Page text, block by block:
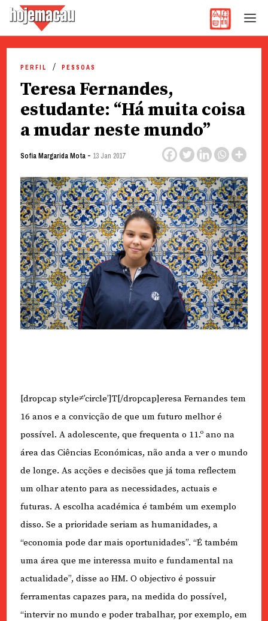
content
PERFIL PESSOAS
Teresa Fernandes,
estudante: “Há muita coisa
a mudar neste mundo”
Sofia Margarida Mota- 13 Jan 2017
[dropcap style≠’circle’]T[/dropcap]eresa Fernandes tem
16 anos e a convicção de que um futuro melhor é
possível. A adolescente, que frequenta o 11.º ano na
área das Ciências Económicas, não anda a ver o mundo
de longe. As acções e decisões que já toma reflectem
um olhar atento para as necessidades, actuais e
futuras. A escolha académica é também um exemplo
disso. Se a prioridade seriam as humanidades, a
“economia pode dar mais oportunidades”. “É também
uma área que me interessa muito e fundamental na
actualidade”, disse ao HM. O objectivo é possuir
ferramentas capazes para, na medida do possível,
“intervir no mundo e poder trabalhar, por exemplo, em